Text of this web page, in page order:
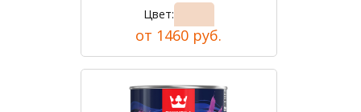
Цвет:
от 1460 руб.